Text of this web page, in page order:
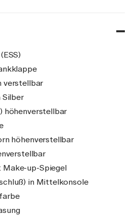
verstellbar
Silber
höhenverstellbar
höhenverstellbar
Make-up-Spiegel
in Mittelkonsole